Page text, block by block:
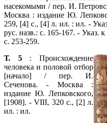
насекомыми / пер. И.
Москва : издание Ю.
259, [4] с., [4] л. ил. : ил. -
рус. назв.: с. 165-167. - Указ.
с. 253-259.
Т. 5: Происхождение
человека и половой отбор
[начало] / пер. И.
Сеченова. - Москва :
издание Ю. Лепковского,
[1908]. - VIII, 320 с., [2] л.
ил. : ил.